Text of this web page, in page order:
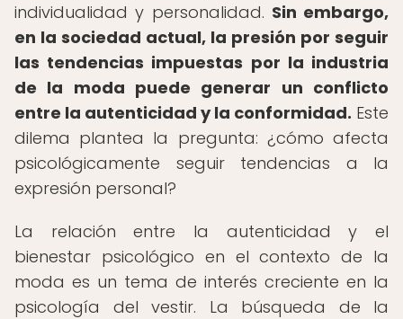
individualidad y personalidad. Sin embargo,
en la sociedad actual, la presión por seguir
las tendencias impuestas por la industria
de la moda puede generar un conflicto
entre la autenticidad y la conformidad. Este
dilema plantea la pregunta: ¿cómo afecta
psicológicamente seguir tendencias a la
expresión personal?
La relación entre la autenticidad y el
bienestar psicológico en el contexto de la
moda es un tema de interés creciente en la
psicología del vestir. La búsqueda de la